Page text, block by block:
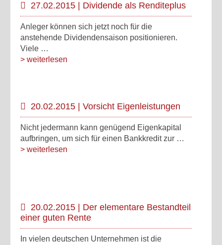
27.02.2015 | Dividende als Renditeplus
Anleger können sich jetzt noch für die
anstehende Dividendensaison positionieren.
Viele …
> weiterlesen
20.02.2015 | Vorsicht Eigenleistungen
Nicht jedermann kann genügend Eigenkapital
aufbringen, um sich für einen Bankkredit zur …
> weiterlesen
20.02.2015 | Der elementare Bestandteil
einer guten Rente
In vielen deutschen Unternehmen ist die